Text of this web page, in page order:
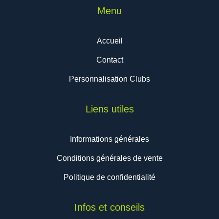
Menu
Accueil
Contact
Personnalisation Clubs
Liens utiles
Informations générales
Conditions générales de vente
Politique de confidentialité
Infos et conseils